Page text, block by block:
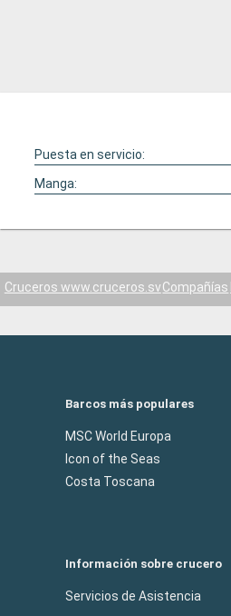
Puesta en servicio:
Manga:
Cruceros www.cruceros.svCompañías
Barcos más populares
MSC World Europa
Icon of the Seas
Costa Toscana
Información sobre crucero
Servicios de Asistencia